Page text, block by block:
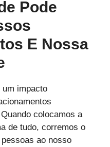
Pode
E Nossa
um impacto
colocamos a
de tudo, corremos o
ao nosso